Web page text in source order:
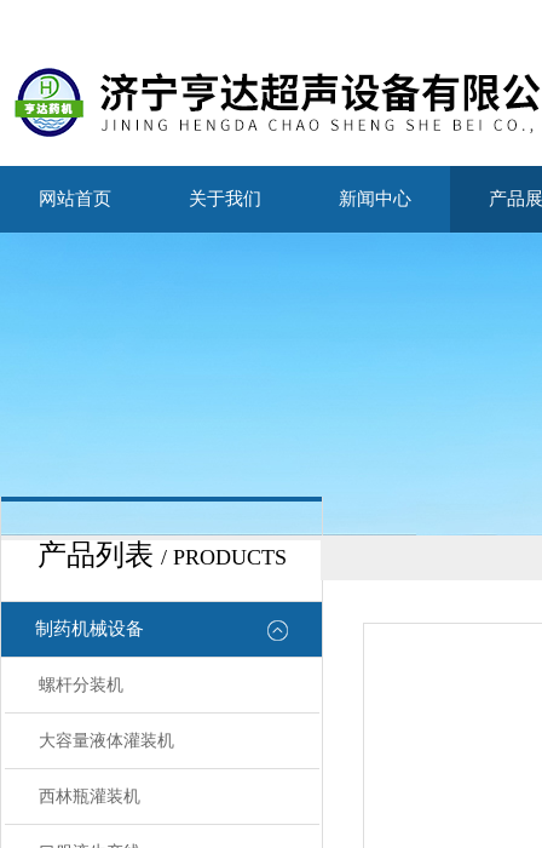
网站首页 关于我们 新闻中心 产品
产品列表 / PRODUCTS
制药机械设备
螺杆分装机
大容量液体灌装机
西林瓶灌装机